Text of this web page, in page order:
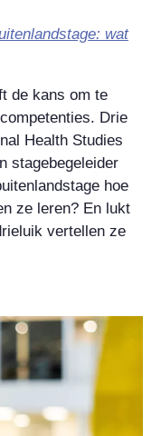
wat
de kans om te
Drie
Health Studies
stagebegeleider
hoe
ze leren? En lukt
vertellen ze